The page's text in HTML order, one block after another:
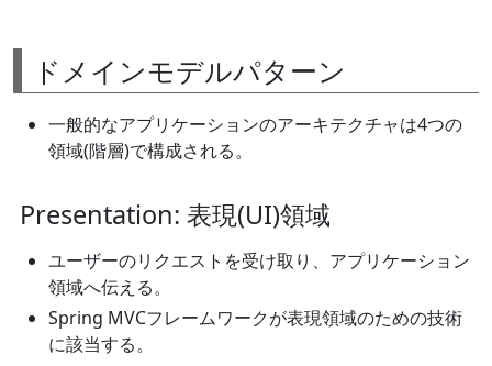
ドメインモデルパターン
一般的なアプリケーションのアーキテクチャは4つの
領域(階層)で構成される。
Presentation: 表現(UI)領域
ユーザーのリクエストを受け取り、アプリケーション
領域へ伝える。
Spring MVCフレームワークが表現領域のための技術
に該当する。